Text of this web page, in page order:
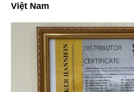
Việt Nam